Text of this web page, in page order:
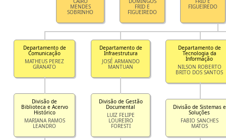
MENDES
SOBRINHO
FRID E
FIGUEIREDO
FIGUEIREDO
Departamento de
Comunicação
MATHEUS PEREZ
GRANATO
Divisão de
Biblioteca e Acervo
Histórico
MARIANA RAMOS
LEANDRO
Departamento de
Infraestrutura
JOSÉ ARMANDO
MANTUAN
Divisão de Gestão
Documental
LUIZ FELIPE
LOUREIRO
FORESTI
Departamento de
Tecnologia da
Informação
NILSON ROBERTO
BRITO DOS SANTOS
Divisão de Sistemas e
Soluções
FABIO SANCHES
MATOS